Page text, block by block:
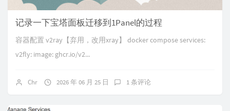
记录一下宝塔面板迁移到1Panel的过程
容器配置 v2ray【弃用，改用xray】 docker compose services:
v2fly: image: ghcr.io/v2...
Chr 2026 年 06 月 25 日 1 条评论